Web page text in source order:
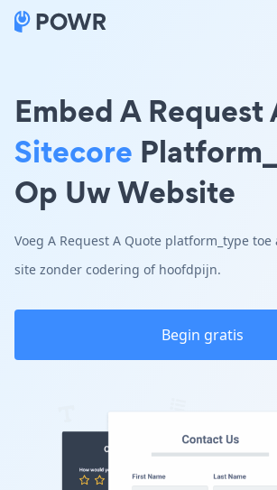
Embed A Request
Sitecore
Op Uw Website
Voeg A Request A Quote platform_type toe
site zonder codering of hoofdpijn.
Begin gratis